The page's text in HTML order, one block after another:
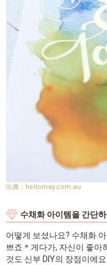
hellomay.com.au
수채화 아이템을 간단
어떻게 보셨나요? 수채화
쁘죠＊게다가, 자신이 좋아
것도 신부 DIY의 장점이에